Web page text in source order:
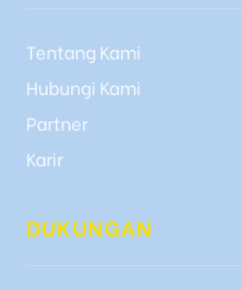
Tentang Kami
Hubungi Kami
Partner
Karir
DUKUNGAN